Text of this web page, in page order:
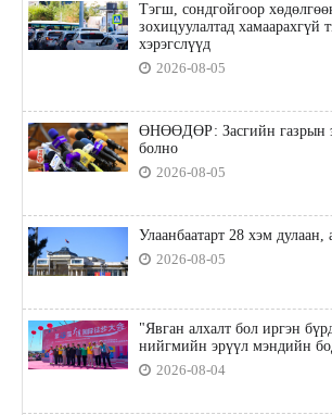
Тэгш, сондгойгоор
зохицуулалтад хамаарахгүй
хэрэгслүүд
2026-08-05
ӨНӨӨДӨР: Засгийн газрын
болно
2026-08-05
Улаанбаатарт 28 хэм дулаан,
2026-08-05
"Явган алхалт бол иргэн
нийгмийн эрүүл мэндийн
2026-08-04